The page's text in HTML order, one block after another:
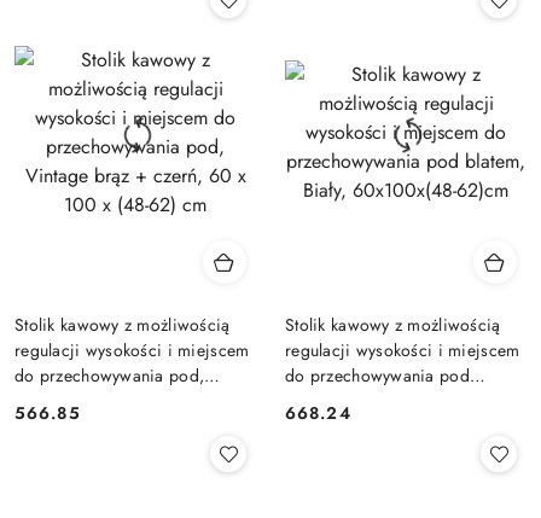
Stolik kawowy z możliwością
regulacji wysokości i miejscem
do przechowywania pod,
x (48-62) cm
Cena:
566.85
Stolik kawowy z możliwością
regulacji wysokości i miejscem
do przechowywania pod
62)cm
Cena:
668.24